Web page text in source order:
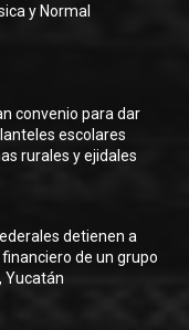
y Normal
convenio para dar
escolares
rurales y ejidales
detienen a
de un grupo
Yucatán